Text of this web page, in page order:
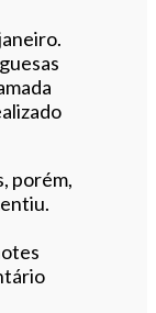
porém,